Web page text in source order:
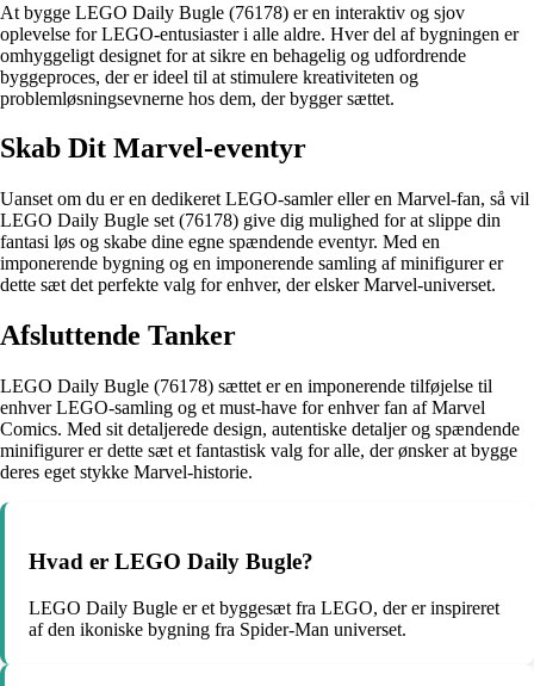
At bygge LEGO Daily Bugle (76178) er en interaktiv og sjov
oplevelse for LEGO-entusiaster i alle aldre. Hver del af bygningen er
omhyggeligt designet for at sikre en behagelig og udfordrende
byggeproces, der er ideel til at stimulere kreativiteten og
problemløsningsevnerne hos dem, der bygger sættet.
Skab Dit Marvel-eventyr
Uanset om du er en dedikeret LEGO-samler eller en Marvel-fan, så vil
LEGO Daily Bugle set (76178) give dig mulighed for at slippe din
fantasi løs og skabe dine egne spændende eventyr. Med en
imponerende bygning og en imponerende samling af minifigurer er
dette sæt det perfekte valg for enhver, der elsker Marvel-universet.
Afsluttende Tanker
LEGO Daily Bugle (76178) sættet er en imponerende tilføjelse til
enhver LEGO-samling og et must-have for enhver fan af Marvel
Comics. Med sit detaljerede design, autentiske detaljer og spændende
minifigurer er dette sæt et fantastisk valg for alle, der ønsker at bygge
deres eget stykke Marvel-historie.
Hvad er LEGO Daily Bugle?
LEGO Daily Bugle er et byggesæt fra LEGO, der er inspireret
af den ikoniske bygning fra Spider-Man universet.